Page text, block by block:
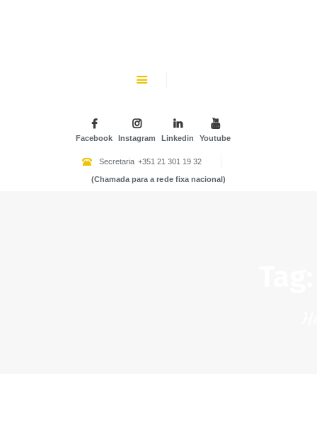
Facebook Instagram Linkedin Youtube
Secretaria +351 21 301 19 32
(Chamada para a rede fixa nacional)
INSTITUIÇÃO PARTICULAR DE SOLIDARIEDADE SOCIAL
ATIVIDADES
GALERIA